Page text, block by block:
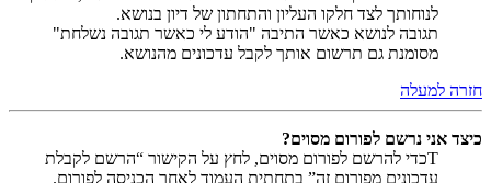
לנוחותך לצד חלקו העליון והתחתון של דיון בנושא.
תגובה לנושא כאשר התיבה "הודע לי כאשר תגובה נשלחת"
מסומנת גם תרשום אותך לקבל עדכונים מהנושא.
חזרה למעלה
כיצד אני נרשם לפורום מסוים?
Tכדי להרשם לפורום מסוים, לחץ על הקישור “הרשם לקבלת
עדכונים מפורום זה” בתחתית העמוד לאחר הכניסה לפורום.